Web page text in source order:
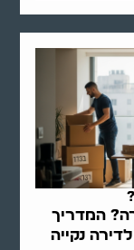
המדריך
נקייה